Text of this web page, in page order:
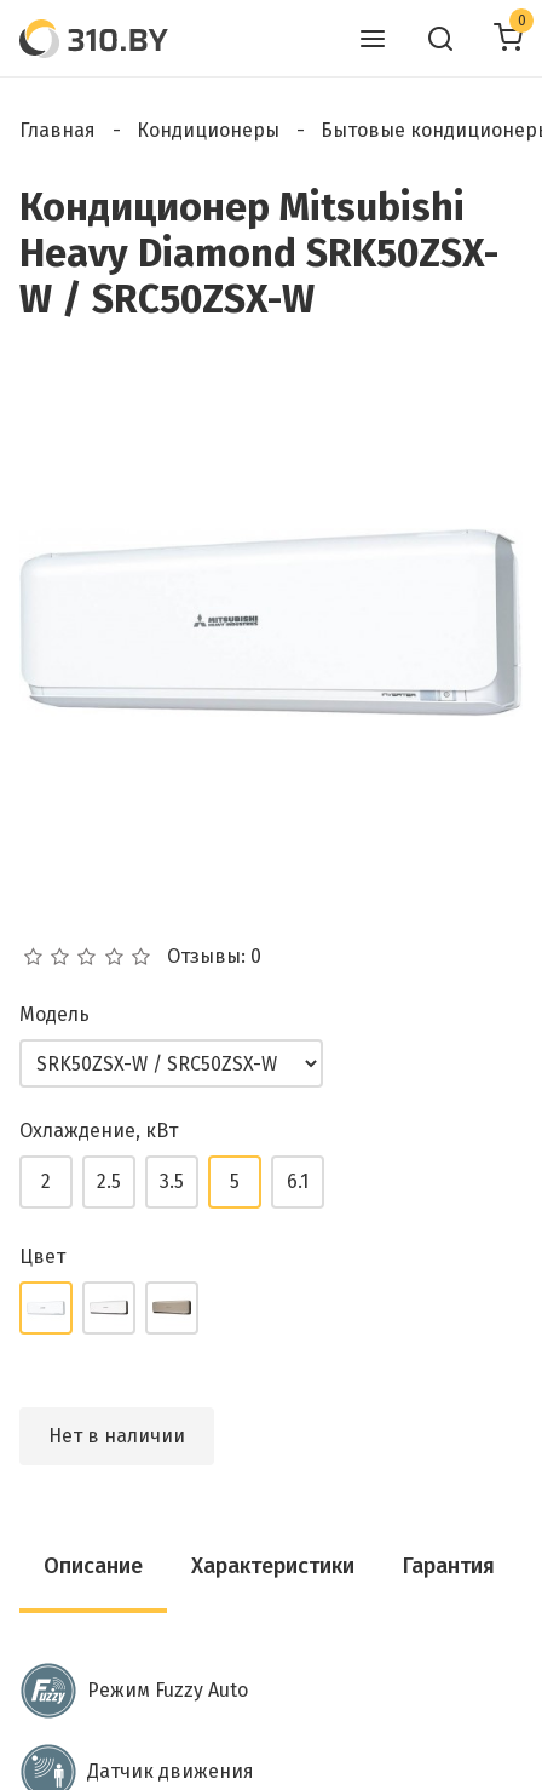
0
Главная Кондиционеры Бытовые
Кондиционер Mitsubishi
Heavy Diamond SRK50ZSX-
W / SRC50ZSX-W
Отзывы: 0
Модель
Охлаждение, кВт
2 2.5 3.5 5 6.1
Цвет
Нет в наличии
Описание Характеристики Гарантия
Режим Fuzzy Auto
Датчик движения